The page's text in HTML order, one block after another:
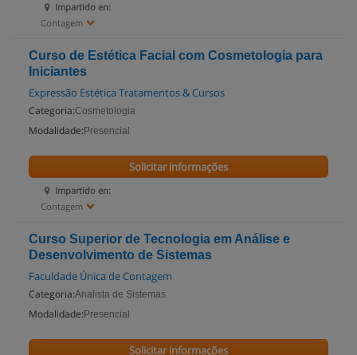
Impartido en:
Contagem
Curso de Estética Facial com Cosmetologia para
Iniciantes
Expressão Estética Tratamentos & Cursos
Categoria:Cosmetologia
Modalidade: Presencial
Impartido en:
Contagem
Solicitar informações
Curso Superior de Tecnologia em Análise e
Desenvolvimento de Sistemas
Faculdade Única de Contagem
Categoria:Analista de Sistemas
Modalidade: Presencial
Solicitar informações